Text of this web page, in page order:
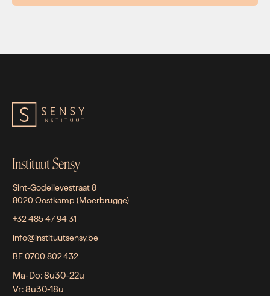
Instituut Sensy
Sint-Godelievestraat 8
8020 Oostkamp (Moerbrugge)
+32 485 47 94 31
info@instituutsensy.be
BE 0700.802.432
Ma-Do: 8u30-22u
Vr: 8u30-18u